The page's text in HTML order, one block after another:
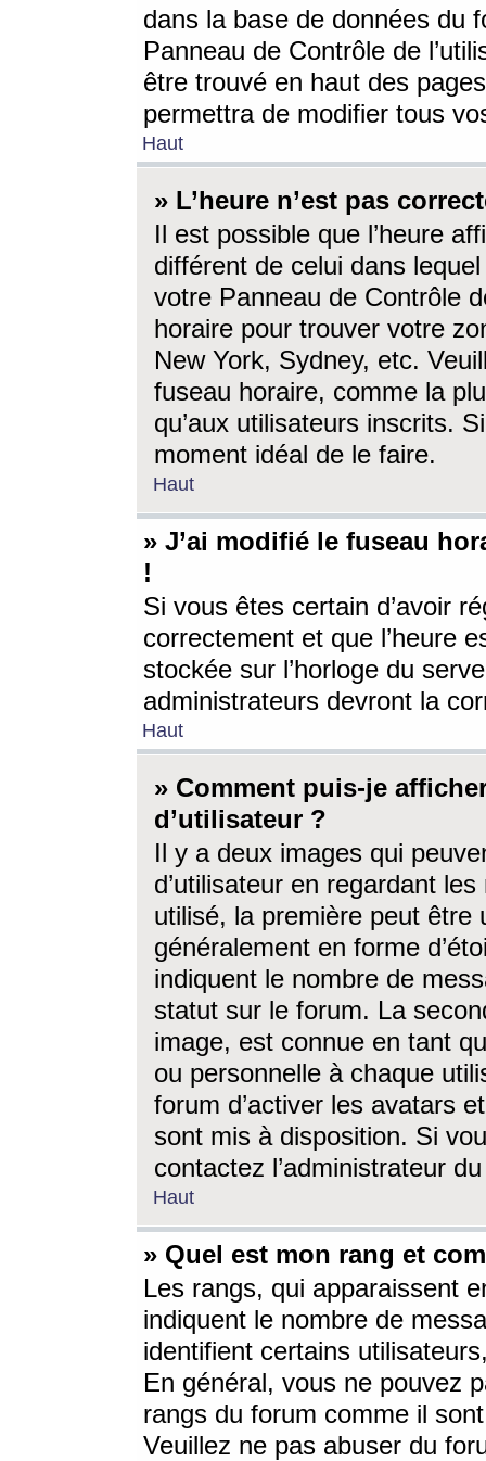
dans la base de données du
Panneau de Contrôle de
être trouvé en haut des
permettra de modifier tous
Haut
» L’heure n’est pas
Il est possible que l’heure
différent de celui dans
votre Panneau de Contrôle
horaire pour trouver votre
New York, Sydney, etc.
fuseau horaire, comme la
qu’aux utilisateurs inscrits.
moment idéal de le faire.
Haut
» J’ai modifié le fuseau
!
Si vous êtes certain d’avoir
correctement et que l’heure
stockée sur l’horloge du
administrateurs devront la
Haut
» Comment puis-je
d’utilisateur ?
Il y a deux images qui
d’utilisateur en regardant
utilisé, la première peut être
généralement en forme
indiquent le nombre de
statut sur le forum. La
image, est connue en tant
ou personnelle à chaque
forum d’activer les avatars
sont mis à disposition. Si
contactez l’administrateur
Haut
» Quel est mon rang et
Les rangs, qui apparaissent
indiquent le nombre de
identifient certains
En général, vous ne pouvez
rangs du forum comme il
Veuillez ne pas abuser du